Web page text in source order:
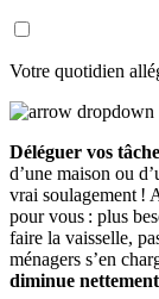
Votre quotidien
Déléguer vos
d’une maison ou
vrai soulagement !
pour vous : plus
faire la vaisselle,
ménagers s’en
diminue nettement